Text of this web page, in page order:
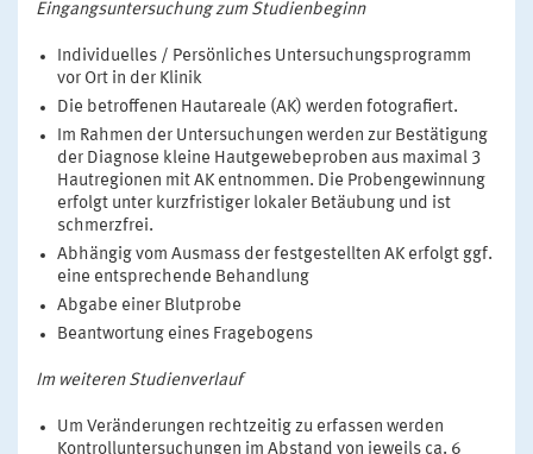
Eingangsuntersuchung zum Studienbeginn
Individuelles / Persönliches Untersuchungsprogramm
vor Ort in der Klinik
Die betroffenen Hautareale (AK) werden fotografiert.
Im Rahmen der Untersuchungen werden zur Bestätigung
der Diagnose kleine Hautgewebeproben aus maximal 3
Hautregionen mit AK entnommen. Die Probengewinnung
erfolgt unter kurzfristiger lokaler Betäubung und ist
schmerzfrei.
Abhängig vom Ausmass der festgestellten AK erfolgt ggf.
eine entsprechende Behandlung
Abgabe einer Blutprobe
Beantwortung eines Fragebogens
Im weiteren Studienverlauf
Um Veränderungen rechtzeitig zu erfassen werden
Kontrolluntersuchungen im Abstand von jeweils ca. 6